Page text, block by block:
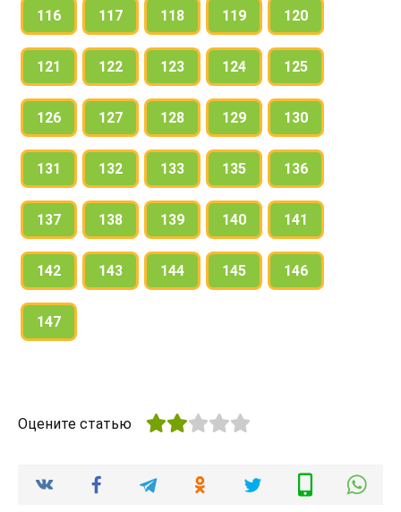
116 117 118 119 120
121 122 123 124 125
126 127 128 129 130
131 132 133 135 136
137 138 139 140 141
142 143 144 145 146
147
Оцените статью